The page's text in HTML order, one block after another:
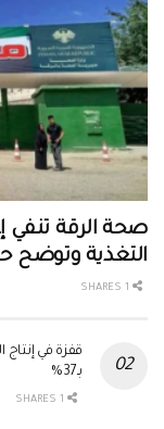
صحة الرقة
التغذية وتوضح
بـ37%